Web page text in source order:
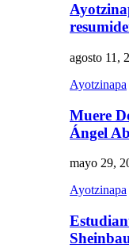
agosto 11,
Ayotzinapa
Muere
Ángel
mayo 29,
Ayotzinapa